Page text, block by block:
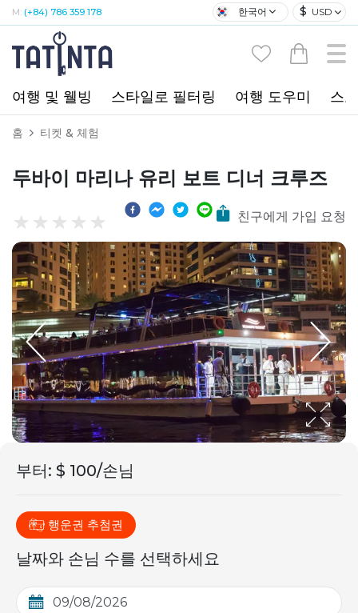
M: (+84) 786 359 178 한국어 $ USD
여행 및 웰빙 스타일로 필터링 여행 도우미 스
홈 티켓 & 체험
두바이 마리나 유리 보트 디너 크루즈
친구에게 가입 요청
부터: $ 100/손님
행운권 추첨권
날짜와 손님 수를 선택하세요